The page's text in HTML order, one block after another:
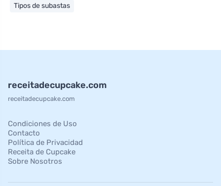
Tipos de subastas
receitadecupcake.com
receitadecupcake.com
Condiciones de Uso
Contacto
Política de Privacidad
Receita de Cupcake
Sobre Nosotros